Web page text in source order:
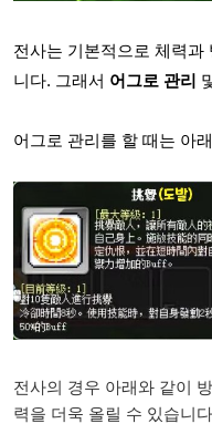
전사는 기본적으로 체력
니다. 그래서 어그로 관리
어그로 관리를 할 때는 아
전사의 경우 아래와 같이
력을 더욱 올릴 수 있습니